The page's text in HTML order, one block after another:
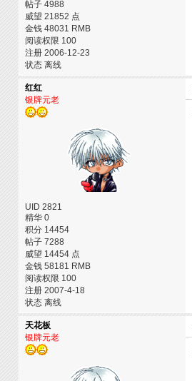
帖子 4988
威望 21852 点
金钱 48031 RMB
阅读权限 100
注册 2006-12-23
状态 离线
红红
银牌元老
UID 2821
精华 0
积分 14454
帖子 7288
威望 14454 点
金钱 58181 RMB
阅读权限 100
注册 2007-4-18
状态 离线
天花板
银牌元老